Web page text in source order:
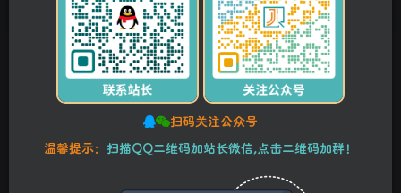
网站源码 PbootCMS模板 正文
红色互联网科技新闻网站模板 响应式文章博客类网站源码
此内容为付费资源，请付费后查看
Y币10Y币25
【SVIP】至尊会员
扫码关注公众号
温馨提示： 扫描QQ二维码加站长微信,点击二维码加群！